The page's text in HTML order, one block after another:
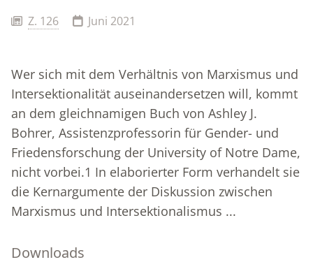
Z. 126
Juni 2021
Wer sich mit dem Verhältnis von Marxismus und
Intersektionalität auseinandersetzen will, kommt
an dem gleichnamigen Buch von Ashley J.
Bohrer, Assistenzprofessorin für Gender- und
Friedensforschung der University of Notre Dame,
nicht vorbei.1 In elaborierter Form verhandelt sie
die Kernargumente der Diskussion zwischen
Marxismus und Intersektionalismus ...
Downloads